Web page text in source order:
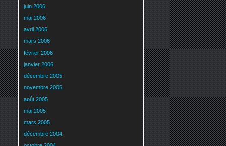
juin 2006
mai 2006
avril 2006
mars 2006
février 2006
janvier 2006
décembre 2005
novembre 2005
août 2005
mai 2005
mars 2005
décembre 2004